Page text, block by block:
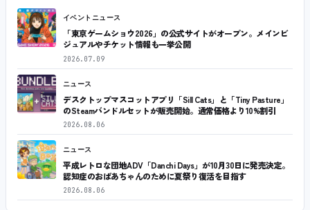
イベントニュース
「東京ゲームショウ2026」の公式サイトがオープン。メインビ
ジュアルやチケット情報も一挙公開
2026.07.09
ニュース
デスクトップマスコットアプリ「Sill Cats」と「Tiny Pasture」
のSteamバンドルセットが販売開始。通常価格より10%割引
2026.08.06
ニュース
平成レトロな団地ADV「Danchi Days」が10月30日に発売決定。
認知症のおばあちゃんのために夏祭り復活を目指す
2026.08.06